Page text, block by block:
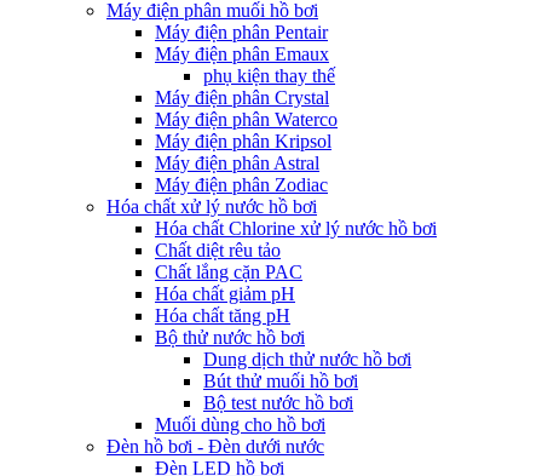
Máy điện phân muối hồ bơi
Máy điện phân Pentair
Máy điện phân Emaux
phụ kiện thay thế
Máy điện phân Crystal
Máy điện phân Waterco
Máy điện phân Kripsol
Máy điện phân Astral
Máy điện phân Zodiac
Hóa chất xử lý nước hồ bơi
Hóa chất Chlorine xử lý nước hồ bơi
Chất diệt rêu tảo
Chất lắng cặn PAC
Hóa chất giảm pH
Hóa chất tăng pH
Bộ thử nước hồ bơi
Dung dịch thử nước hồ bơi
Bút thử muối hồ bơi
Bộ test nước hồ bơi
Muối dùng cho hồ bơi
Đèn hồ bơi - Đèn dưới nước
Đèn LED hồ bơi